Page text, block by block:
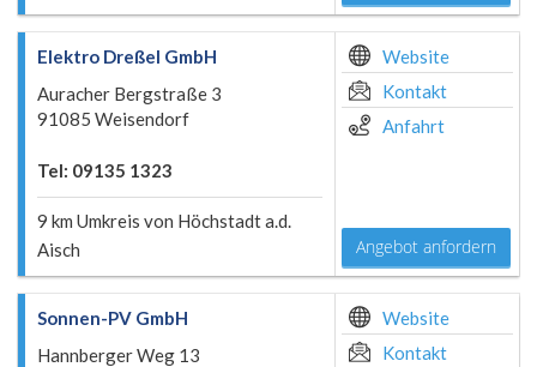
Elektro Dreßel GmbH
Auracher Bergstraße 3
91085 Weisendorf
Tel: 09135 1323
9 km Umkreis von Höchstadt a.d.
Aisch
Website
Kontakt
Anfahrt
Angebot anfordern
Sonnen-PV GmbH
Hannberger Weg 13
Website
Kontakt